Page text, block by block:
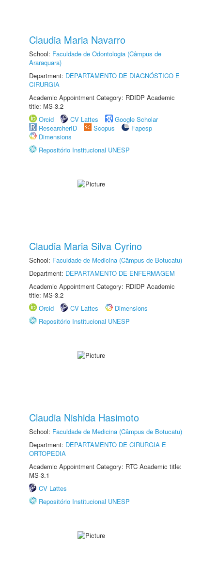
Claudia Maria Navarro
School: Faculdade de Odontologia (Câmpus de
Araraquara)
Department: DEPARTAMENTO DE DIAGNÓSTICO E
CIRURGIA
Academic Appointment Category: RDIDP Academic
title: MS-3.2
Orcid
CV Lattes
Google Scholar
ResearcherID
Scopus
Fapesp
Dimensions
Repositório Institucional UNESP
Claudia Maria Silva Cyrino
School: Faculdade de Medicina (Câmpus de Botucatu)
Department: DEPARTAMENTO DE ENFERMAGEM
Academic Appointment Category: RDIDP Academic
title: MS-3.2
Orcid
CV Lattes
Dimensions
Repositório Institucional UNESP
Claudia Nishida Hasimoto
School: Faculdade de Medicina (Câmpus de Botucatu)
Department: DEPARTAMENTO DE CIRURGIA E
ORTOPEDIA
Academic Appointment Category: RTC Academic title:
MS-3.1
CV Lattes
Repositório Institucional UNESP